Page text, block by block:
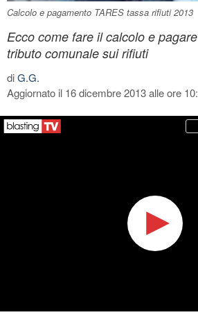
Calcolo e pagamento TARES tassa rifiuti 2013
Ecco come fare il calcolo e
tributo comunale sui rifiuti
diG.G.
Aggiornato il 16 dicembre 2013 alle ore